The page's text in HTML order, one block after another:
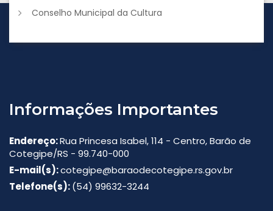
Conselho Municipal da Cultura
Informações Importantes
Endereço:Rua Princesa Isabel, 114 - Centro, Barão de
Cotegipe/RS - 99.740-000
E-mail(s):cotegipe@baraodecotegipe.rs.gov.br
Telefone(s):(54) 99632-3244